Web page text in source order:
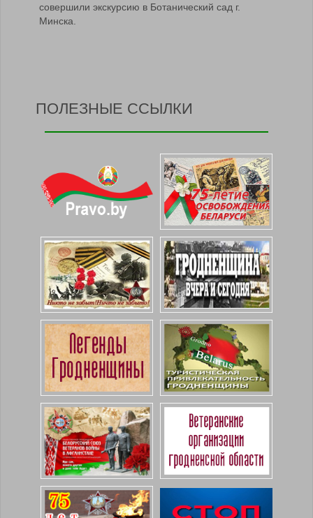
совершили экскурсию в Ботанический сад г.
Минска.
ПОЛЕЗНЫЕ ССЫЛКИ